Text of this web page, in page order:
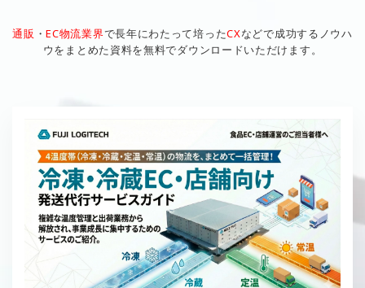
通販 ・EC物流業界で長年にわたって培ったCXなどで成功するノウハ
ウをまとめた資料を無料でダウンロードいただけます。